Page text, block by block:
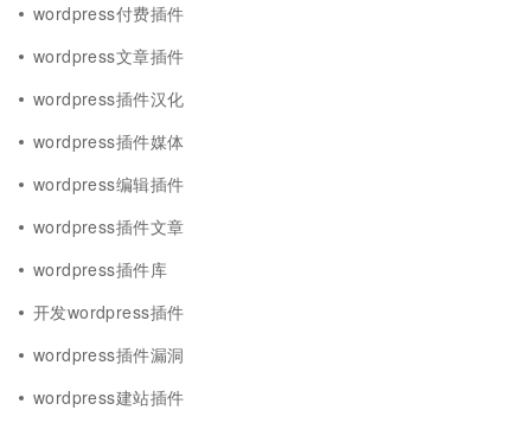
wordpress付费插件
wordpress文章插件
wordpress插件汉化
wordpress插件媒体
wordpress编辑插件
wordpress插件文章
wordpress插件库
开发wordpress插件
wordpress插件漏洞
wordpress建站插件